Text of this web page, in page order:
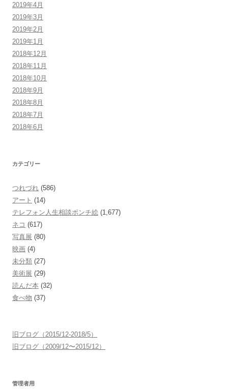
2019年4月
2019年3月
2019年2月
2019年1月
2018年12月
2018年11月
2018年10月
2018年9月
2018年8月
2018年7月
2018年6月
カテゴリー
つれづれ (586)
アート (14)
テレフォン人生相談ポンチ絵 (1,677)
ネコ (617)
写真展 (80)
映画 (4)
未分類 (27)
美術展 (29)
読んだ本 (32)
食べ物 (37)
旧ブログ（2015/12-2018/5）
旧ブログ（2009/12〜2015/12）
管理者用